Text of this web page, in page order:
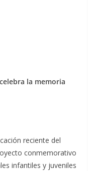
la memoria
reciente del
conmemorativo
infantiles y juveniles